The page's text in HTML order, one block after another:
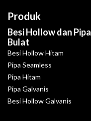
Produk
Besi Hollow dan Pipa
Bulat
Besi Hollow Hitam
Pipa Seamless
Pipa Hitam
Pipa Galvanis
Besi Hollow Galvanis